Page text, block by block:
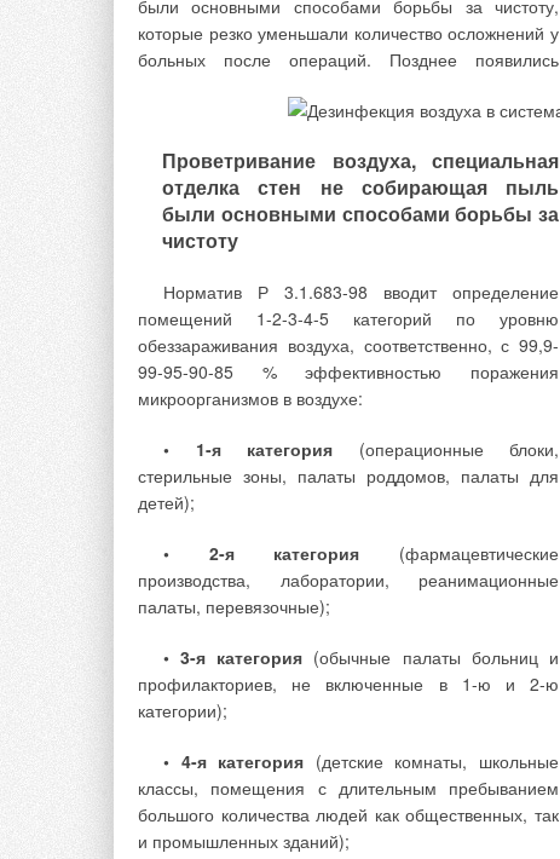
были основными способами борьбы за чистоту,
которые резко уменьшали количество осложнений у
больных после операций. Позднее появились
Проветривание воздуха, специальная
отделка стен не собирающая пыль
были основными способами борьбы за
чистоту
Норматив Р 3.1.683-98 вводит определение
помещений 1-2-3-4-5 категорий по уровню
обеззараживания воздуха, соответственно, с 99,9-
99-95-90-85 % эффективностью поражения
микроорганизмов в воздухе:
• 1-я категория (операционные блоки,
стерильные зоны, палаты роддомов, палаты для
детей);
• 2-я категория (фармацевтические
производства, лаборатории, реанимационные
палаты, перевязочные);
• 3-я категория (обычные палаты больниц и
профилакториев, не включенные в 1-ю и 2-ю
категории);
• 4-я категория (детские комнаты, школьные
классы, помещения с длительным пребыванием
большого количества людей как общественных, так
и промышленных зданий);
быстро изменить параметры теплоотдачи в
зависимости от установленных на регулирующих
целесообразно только радиаторы, обладающие
Следуя требованиям времени, производитель
отопительных приборов учитывает все эти частные
и общие пожелания в своей продукции. При этом
опыт, так и уникальные новейшие разработки,
Рассмотрим стенд для испытаний давлением
емкость. Стенд схематично изображен на рис. 1 и
состоит из емкости 1, компрессионного узла 2,
элементов подвода воздуха 3, рабочего стола 4,
пульта управления 7, испытуемого радиатора 8.
Порядок действий при работе на этом стенде
следующий. Радиатор 8 размещают на рабочем
Рабочее давление — максимально
допустимое давление теплоносителя в
Герметизируют внутреннюю полость радиатора
8. Затем подключают радиатор 8 с помощью
элементов подвода/отвода 3 к компрессионному